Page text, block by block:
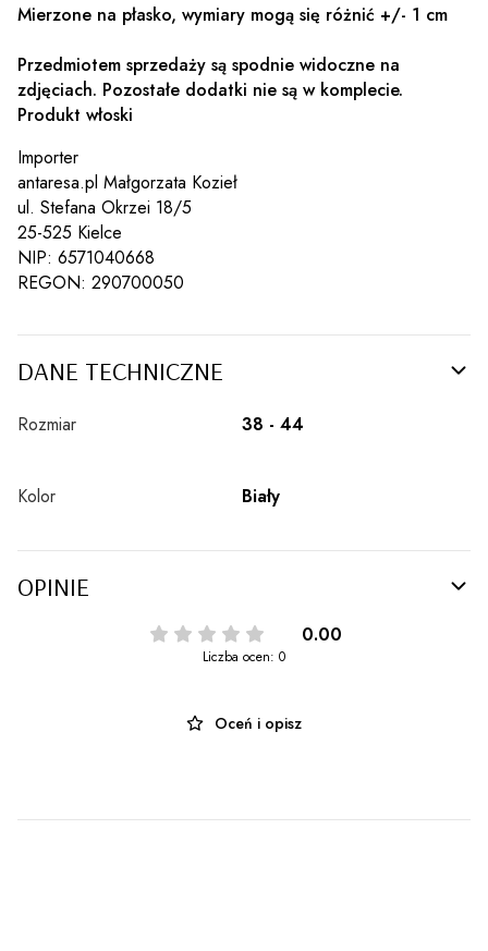
Mierzone na płasko, wymiary mogą się różnić +/- 1 cm
Przedmiotem sprzedaży są spodnie widoczne na
zdjęciach. Pozostałe dodatki nie są w komplecie.
Produkt włoski
Importer
antaresa.pl Małgorzata Kozieł
ul. Stefana Okrzei 18/5
25-525 Kielce
NIP: 6571040668
REGON: 290700050
DANE TECHNICZNE
Rozmiar 38 - 44
Kolor Biały
OPINIE
0.00
Liczba ocen: 0
Oceń i opisz